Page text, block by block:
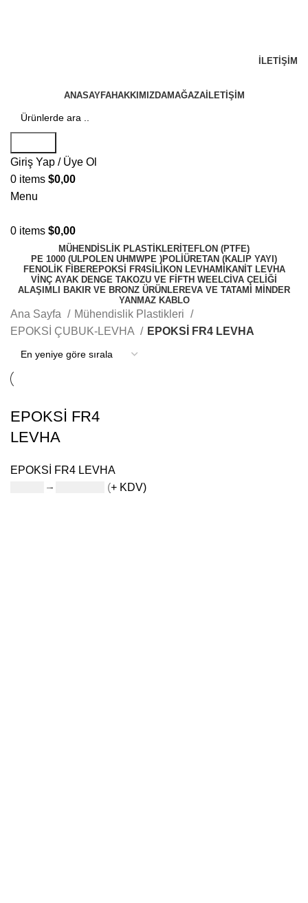
İLETIŞIM
ANASAYFAHAKKIMIZDAMAĞAZAİLETIŞIM
Giriş Yap / Üye Ol
0 items $0,00
Menu
0 items $0,00
MÜHENDISLIK PLASTIKLERI TEFLON (PTFE)
PE 1000 (ULPOLEN UHMWPE )POLİÜRETAN (KALIP YAYI)
FENOLİK FİBEREPOKSİ FR4SİLİKON LEVHAMİKANİT LEVHA
VİNÇ AYAK DENGE TAKOZU VE FİFTH WEELCIVA ÇELIĞI
ALAŞIMLI BAKIR VE BRONZ ÜRÜNLEREVA VE TATAMİ MİNDER
YANMAZ KABLO
Ana Sayfa
Mühendislik Plastikleri
EPOKSİ ÇUBUK-LEVHA
EPOKSİ FR4 LEVHA
EPOKSİ FR4
LEVHA
EPOKSİ FR4 LEVHA
– (+ KDV)